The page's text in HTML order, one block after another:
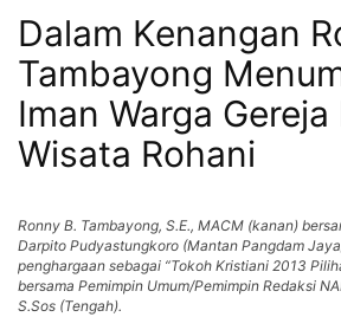
Dalam Kenangan
Tambayong
Iman Warga
Wisata Rohani
Ronny B. Tambayong, S.E., MACM (kanan)
Darpito Pudyastungkoro (Mantan Pangdam
penghargaan sebagai “Tokoh Kristiani 2013
bersama Pemimpin Umum/Pemimpin Redaksi
S.Sos (Tengah).